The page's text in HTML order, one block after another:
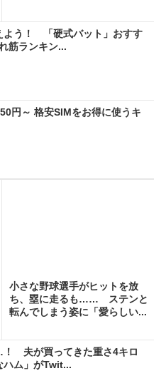
よう！ 「硬式バット」おすす
筋ランキン...
円～ 格安SIMをお得に使うキ
小さな野球選手がヒットを放
ち、塁に走るも…… ステンと
転んでしまう姿に「愛らしい...
夫が買ってきた重さ4キロ
ハム」がTwit...